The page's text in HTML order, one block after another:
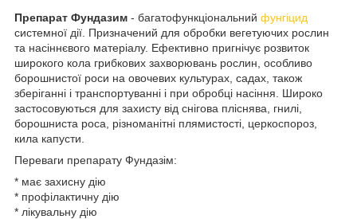
Препарат Фундазим - багатофункціональний фунгіцид
системної дії. Призначений для обробки вегетуючих рослин
та насіннєвого матеріалу. Ефективно пригнічує розвиток
широкого кола грибкових захворювань рослин, особливо
борошнистої роси на овочевих культурах, садах, також
зберіганні і транспортуванні і при обробці насіння. Широко
застосовуються для захисту від снігова пліснява, гнилі,
борошниста роса, різноманітні плямистості, церкоспороз,
кила капусти.
Переваги препарату Фундазім:
* має захисну дію
* профілактичну дію
* лікувальну дію